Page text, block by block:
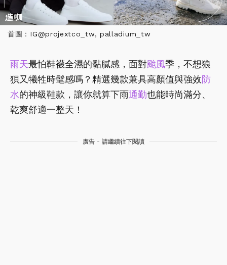
首圖：IG@projextco_tw, palladium_tw
雨天最怕鞋襪全濕的黏膩感，面對颱風季，不想狼
狽又犧牲時髦感嗎？精選幾款兼具高顏值與強效防
水的神級鞋款，讓你就算下雨通勤也能時尚滿分、
乾爽舒適一整天！
廣告 - 請繼續往下閱讀